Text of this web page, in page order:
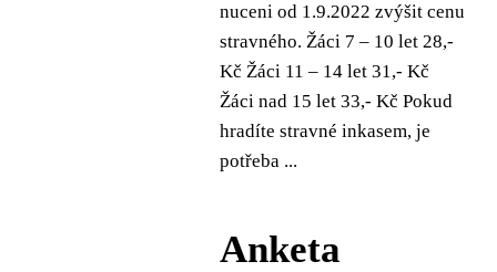
nuceni od 1.9.2022 zvýšit cenu
stravného. Žáci 7 – 10 let 28,-
Kč Žáci 11 – 14 let 31,- Kč
Žáci nad 15 let 33,- Kč Pokud
hradíte stravné inkasem, je
potřeba ...
Anketa